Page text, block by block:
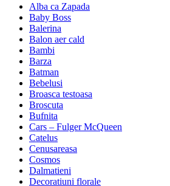
Alba ca Zapada
Baby Boss
Balerina
Balon aer cald
Bambi
Barza
Batman
Bebelusi
Broasca testoasa
Broscuta
Bufnita
Cars – Fulger McQueen
Catelus
Cenusareasa
Cosmos
Dalmatieni
Decoratiuni florale